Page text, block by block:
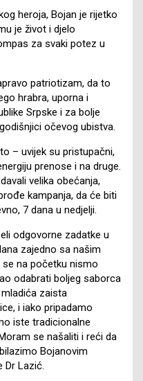
heroja, Bojan je rijetko
je život i djelo
za svaki potez u
patriotizam, da to
hrabra, uporna i
Srpske i za bolje
očevog ubistva.
– uvijek su pristupačni,
prenose i na druge.
velika obećanja,
kampanja, da će biti
7 dana u nedjelji.
odgovorne zadatke u
zajedno sa našim
se na početku nismo
odabrati boljeg saborca
zaista
i iako pripadamo
iste tradicionalne
se našaliti i reći da
Bojanovim
Dr Lazić.